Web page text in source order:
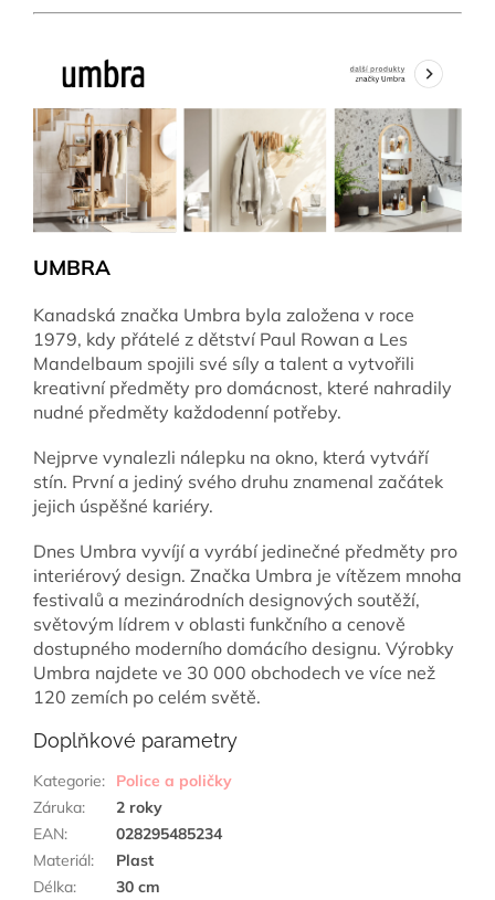
UMBRA
Kanadská značka Umbra byla založena v roce
1979, kdy přátelé z dětství Paul Rowan a Les
Mandelbaum spojili své síly a talent a vytvořili
kreativní předměty pro domácnost, které nahradily
nudné předměty každodenní potřeby.
Nejprve vynalezli nálepku na okno, která vytváří
stín. První a jediný svého druhu znamenal začátek
jejich úspěšné kariéry.
Dnes Umbra vyvíjí a vyrábí jedinečné předměty pro
interiérový design. Značka Umbra je vítězem mnoha
festivalů a mezinárodních designových soutěží,
světovým lídrem v oblasti funkčního a cenově
dostupného moderního domácího designu. Výrobky
Umbra najdete ve 30 000 obchodech ve více než
120 zemích po celém světě.
Doplňkové parametry
Kategorie:
Police a poličky
Záruka:
2 roky
EAN:
028295485234
Materiál:
Plast
Délka:
30 cm